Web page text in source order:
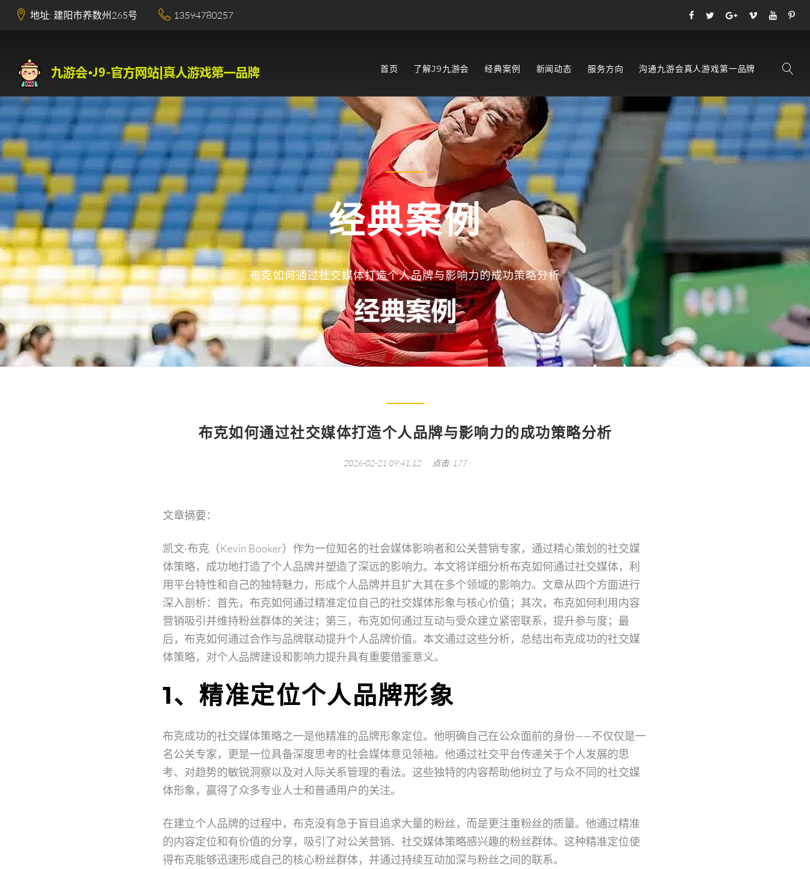
地址: 建阳市养数州265号 13594780257
首页 了解J9九游会 经典案例 新闻动态 服务方向 沟通九游会真人游戏第一品牌
经典案例
布克如何通过社交媒体打造个人品牌与影响力的成功策略分析
布克如何通过社交媒体打造个人品牌与影响力的成功策略分析
2026-02-21 09:41:12 点击: 177
文章摘要：
凯文·布克（Kevin Booker）作为一位知名的社会媒体影响者和公关营销专家，通过精心策划的社交媒
体策略，成功地打造了个人品牌并塑造了深远的影响力。本文将详细分析布克如何通过社交媒体，利
用平台特性和自己的独特魅力，形成个人品牌并且扩大其在多个领域的影响力。文章从四个方面进行
深入剖析：首先，布克如何通过精准定位自己的社交媒体形象与核心价值；其次，布克如何利用内容
营销吸引并维持粉丝群体的关注；第三，布克如何通过互动与受众建立紧密联系，提升参与度；最
后，布克如何通过合作与品牌联动提升个人品牌价值。本文通过这些分析，总结出布克成功的社交媒
体策略，对个人品牌建设和影响力提升具有重要借鉴意义。
1、精准定位个人品牌形象
布克成功的社交媒体策略之一是他精准的品牌形象定位。他明确自己在公众面前的身份——不仅仅是一
名公关专家，更是一位具备深度思考的社会媒体意见领袖。他通过社交平台传递关于个人发展的思
考、对趋势的敏锐洞察以及对人际关系管理的看法。这些独特的内容帮助他树立了与众不同的社交媒
体形象，赢得了众多专业人士和普通用户的关注。
在建立个人品牌的过程中，布克没有急于盲目追求大量的粉丝，而是更注重粉丝的质量。他通过精准
的内容定位和有价值的分享，吸引了对公关营销、社交媒体策略感兴趣的粉丝群体。这种精准定位使
得布克能够迅速形成自己的核心粉丝群体，并通过持续互动加深与粉丝之间的联系。